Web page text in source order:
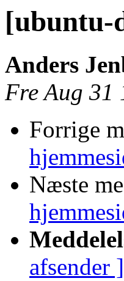
[ubuntu-
Anders
Fre Aug 31
Forrige
Næste
afsender ]